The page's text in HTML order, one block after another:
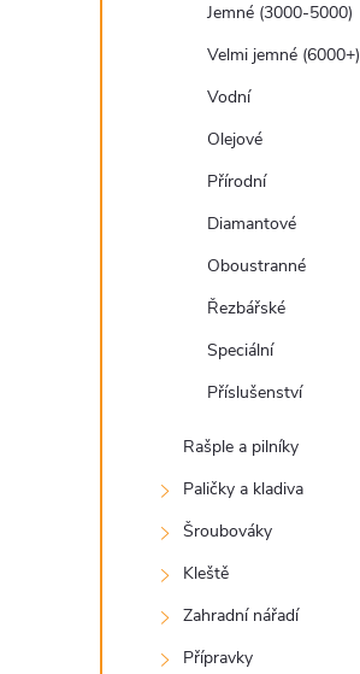
Jemné (3000-5000)
Velmi jemné (6000+)
Vodní
Olejové
Přírodní
Diamantové
Oboustranné
Řezbářské
Speciální
Příslušenství
Rašple a pilníky
Paličky a kladiva
Šroubováky
Kleště
Zahradní nářadí
Přípravky